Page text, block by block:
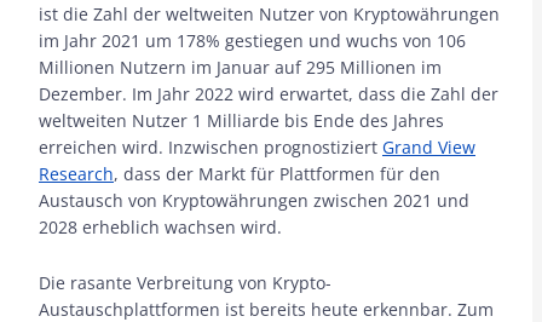
ist die Zahl der weltweiten Nutzer von Kryptowährungen
im Jahr 2021 um 178% gestiegen und wuchs von 106
Millionen Nutzern im Januar auf 295 Millionen im
Dezember. Im Jahr 2022 wird erwartet, dass die Zahl der
weltweiten Nutzer 1 Milliarde bis Ende des Jahres
erreichen wird. Inzwischen prognostiziert Grand View
Research, dass der Markt für Plattformen für den
Austausch von Kryptowährungen zwischen 2021 und
2028 erheblich wachsen wird.
Die rasante Verbreitung von Krypto-
Austauschplattformen ist bereits heute erkennbar. Zum